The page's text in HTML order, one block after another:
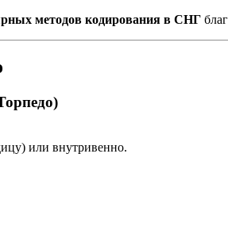
методов кодирования в СНГ
или внутривенно.